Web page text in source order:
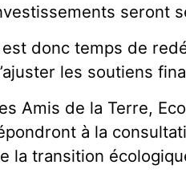
seront
donc temps de
les soutiens
Amis de la Terre,
à la
la transition